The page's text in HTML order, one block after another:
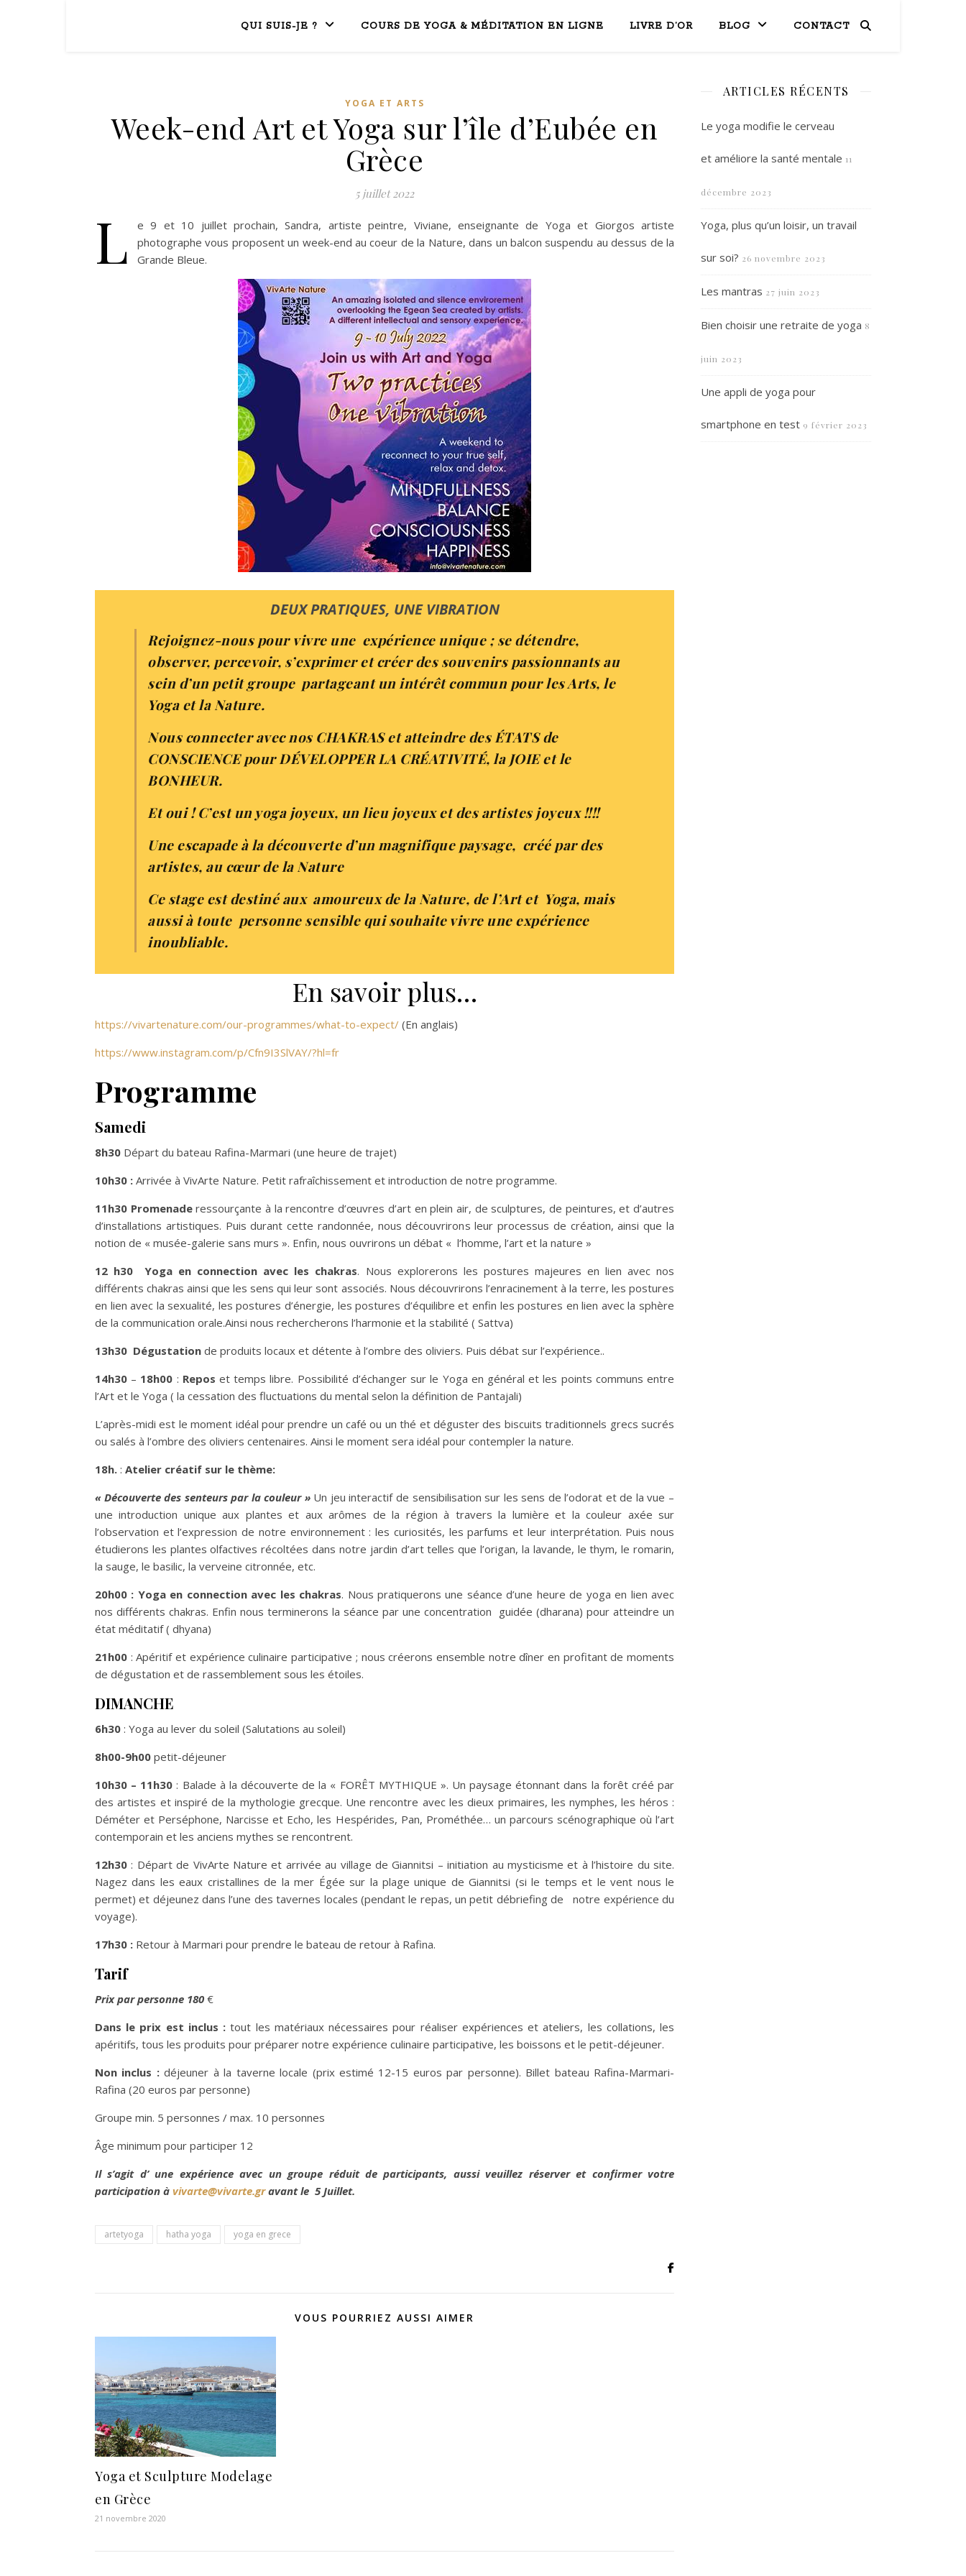
QUI SUIS-JE ? COURS DE YOGA & MÉDITATION EN LIGNE LIVRE D’OR BLOG CONTACT
YOGA ET ARTS
Week-end Art et Yoga sur l’île d’Eubée en
Grèce
5 juillet 2022
L
e 9 et 10 juillet prochain, Sandra, artiste peintre, Viviane, enseignante de Yoga et Giorgos artiste
photographe vous proposent un week-end au coeur de la Nature, dans un balcon suspendu au dessus de la
Grande Bleue.
DEUX PRATIQUES, UNE VIBRATION
Rejoignez-nous pour vivre une expérience unique ; se détendre,
observer, percevoir, s’exprimer et créer des souvenirs passionnants au
sein d’un petit groupe partageant un intérêt commun pour les Arts, le
Yoga et la Nature.
Nous connecter avec nos CHAKRAS et atteindre des ÉTATS de
CONSCIENCE pour DÉVELOPPER LA CRÉATIVITÉ, la JOIE et le
BONHEUR.
Et oui ! C’est un yoga joyeux, un lieu joyeux et des artistes joyeux !!!!
Une escapade à la découverte d’un magnifique paysage, créé par des
artistes, au cœur de la Nature
Ce stage est destiné aux amoureux de la Nature, de l’Art et Yoga, mais
aussi à toute personne sensible qui souhaite vivre une expérience
inoubliable.
En savoir plus…
https://vivartenature.com/our-programmes/what-to-expect/ (En anglais)
https://www.instagram.com/p/Cfn9I3SlVAY/?hl=fr
Programme
Samedi
8h30 Départ du bateau Rafina-Marmari (une heure de trajet)
10h30 : Arrivée à VivArte Nature. Petit rafraîchissement et introduction de notre programme.
11h30 Promenaderessourçante à la rencontre d’œuvres d’art en plein air, de sculptures, de peintures, et d’autres
d’installations artistiques. Puis durant cette randonnée, nous découvrirons leur processus de création, ainsi que la
notion de « musée-galerie sans murs ». Enfin, nous ouvrirons un débat « l’homme, l’art et la nature »
12 h30
Yoga en connection avec les chakras. Nous explorerons les postures majeures en lien avec nos
différents chakras ainsi que les sens qui leur sont associés. Nous découvrirons l’enracinement à la terre, les postures
en lien avec la sexualité, les postures d’énergie, les postures d’équilibre et enfin les postures en lien avec la sphère
de la communication orale.Ainsi nous rechercherons l’harmonie et la stabilité ( Sattva)
13h30 Dégustation de produits locaux et détente à l’ombre des oliviers. Puis débat sur l’expérience..
14h30 – 18h00 : Repos et temps libre. Possibilité d’échanger sur le Yoga en général et les points communs entre
l’Art et le Yoga ( la cessation des fluctuations du mental selon la définition de Pantajali)
L’après-midi est le moment idéal pour prendre un café ou un thé et déguster des biscuits traditionnels grecs sucrés
ou salés à l’ombre des oliviers centenaires. Ainsi le moment sera idéal pour contempler la nature.
18h. : Atelier créatif sur le thème:
« Découverte des senteurs par la couleur »Un jeu interactif de sensibilisation sur les sens de l’odorat et de la vue –
une introduction unique aux plantes et aux arômes de la région à travers la lumière et la couleur axée sur
l’observation et l’expression de notre environnement : les curiosités, les parfums et leur interprétation. Puis nous
étudierons les plantes olfactives récoltées dans notre jardin d’art telles que l’origan, la lavande, le thym, le romarin,
la sauge, le basilic, la verveine citronnée, etc.
20h00 : Yoga en connection avec les chakras. Nous pratiquerons une séance d’une heure de yoga en lien avec
nos différents chakras. Enfin nous terminerons la séance par une concentration guidée (dharana) pour atteindre un
état méditatif ( dhyana)
21h00 : Apéritif et expérience culinaire participative ; nous créerons ensemble notre dîner en profitant de moments
de dégustation et de rassemblement sous les étoiles.
DIMANCHE
6h30 : Yoga au lever du soleil (Salutations au soleil)
8h00-9h00 petit-déjeuner
10h30 – 11h30 : Balade à la découverte de la « FORÊT MYTHIQUE ». Un paysage étonnant dans la forêt créé par
des artistes et inspiré de la mythologie grecque. Une rencontre avec les dieux primaires, les nymphes, les héros :
Déméter et Perséphone, Narcisse et Echo, les Hespérides, Pan, Prométhée… un parcours scénographique où l’art
contemporain et les anciens mythes se rencontrent.
12h30 : Départ de VivArte Nature et arrivée au village de Giannitsi – initiation au mysticisme et à l’histoire du site.
Nagez dans les eaux cristallines de la mer Égée sur la plage unique de Giannitsi (si le temps et le vent nous le
permet) et déjeunez dans l’une des tavernes locales (pendant le repas, un petit débriefing de notre expérience du
voyage).
17h30 : Retour à Marmari pour prendre le bateau de retour à Rafina.
Tarif
Prix par personne 180 €
Dans le prix est inclus : tout les matériaux nécessaires pour réaliser expériences et ateliers, les collations, les
apéritifs, tous les produits pour préparer notre expérience culinaire participative, les boissons et le petit-déjeuner.
Non inclus :déjeuner à la taverne locale (prix estimé 12-15 euros par personne). Billet bateau Rafina-Marmari-
Rafina (20 euros par personne)
Groupe min. 5 personnes / max. 10 personnes
Âge minimum pour participer 12
Il s’agit d’ une expérience avec un groupe réduit de participants, aussi veuillez réserver et confirmer votre
participation à vivarte@vivarte.gravant le 5 Juillet.
artetyoga hatha yoga yoga en grece
VOUS POURRIEZ AUSSI AIMER
Yoga et Sculpture Modelage
en Grèce
21 novembre 2020
ARTICLES RÉCENTS
Le yoga modifie le cerveau
et améliore la santé mentale 11
décembre 2023
Yoga, plus qu’un loisir, un travail
sur soi? 26 novembre 2023
Les mantras 27 juin 2023
Bien choisir une retraite de yoga 8
juin 2023
Une appli de yoga pour
smartphone en test 9 février 2023